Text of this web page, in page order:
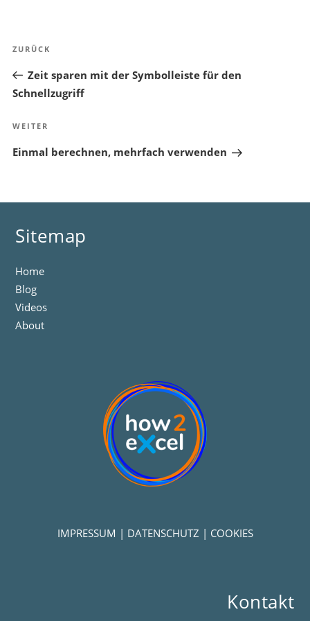
Vorheriger
ZURÜCK
Zeit sparen mit der Symbolleiste für den
Schnellzugriff
Nächster
WEITER
Einmal berechnen, mehrfach verwenden
Sitemap
Home
Blog
Videos
About
IMPRESSUM | DATENSCHUTZ | COOKIES
Kontakt